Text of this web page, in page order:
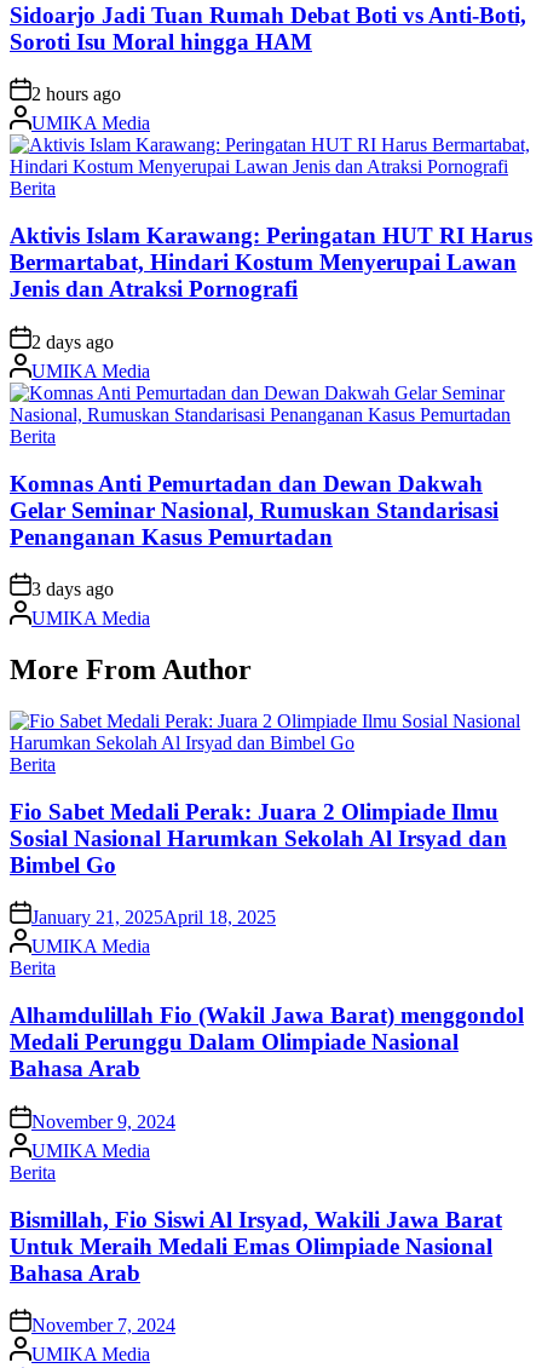
Sidoarjo Jadi Tuan Rumah Debat Boti vs Anti-Boti,
Soroti Isu Moral hingga HAM
on 2 hours ago
Posted
by
UMIKA Media
Posted
Berita
Aktivis Islam Karawang: Peringatan HUT RI Harus
Bermartabat, Hindari Kostum Menyerupai Lawan
Jenis dan Atraksi Pornografi
on 2 days ago
Posted
by
UMIKA Media
Posted
Berita
Komnas Anti Pemurtadan dan Dewan Dakwah
Gelar Seminar Nasional, Rumuskan Standarisasi
Penanganan Kasus Pemurtadan
on3 days ago
Posted
by
UMIKA Media
More From Author
Posted
Berita
Fio Sabet Medali Perak: Juara 2 Olimpiade Ilmu
Sosial Nasional Harumkan Sekolah Al Irsyad dan
Bimbel Go
onJanuary 21, 2025April 18, 2025
Posted
by
UMIKA Media
Posted
Berita
Alhamdulillah Fio (Wakil Jawa Barat) menggondol
Medali Perunggu Dalam Olimpiade Nasional
Bahasa Arab
onNovember 9, 2024
Posted
by
UMIKA Media
Posted
Berita
Bismillah, Fio Siswi Al Irsyad, Wakili Jawa Barat
Untuk Meraih Medali Emas Olimpiade Nasional
Bahasa Arab
onNovember 7, 2024
Posted
UMIKA Media